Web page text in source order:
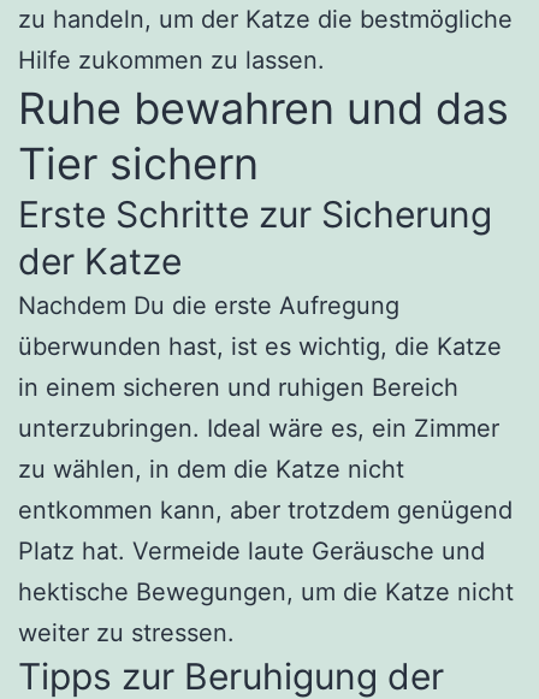
zu handeln, um der Katze die bestmögliche
Hilfe zukommen zu lassen.
Ruhe bewahren und das
Tier sichern
Erste Schritte zur Sicherung
der Katze
Nachdem Du die erste Aufregung
überwunden hast, ist es wichtig, die Katze
in einem sicheren und ruhigen Bereich
unterzubringen. Ideal wäre es, ein Zimmer
zu wählen, in dem die Katze nicht
entkommen kann, aber trotzdem genügend
Platz hat. Vermeide laute Geräusche und
hektische Bewegungen, um die Katze nicht
weiter zu stressen.
Tipps zur Beruhigung der